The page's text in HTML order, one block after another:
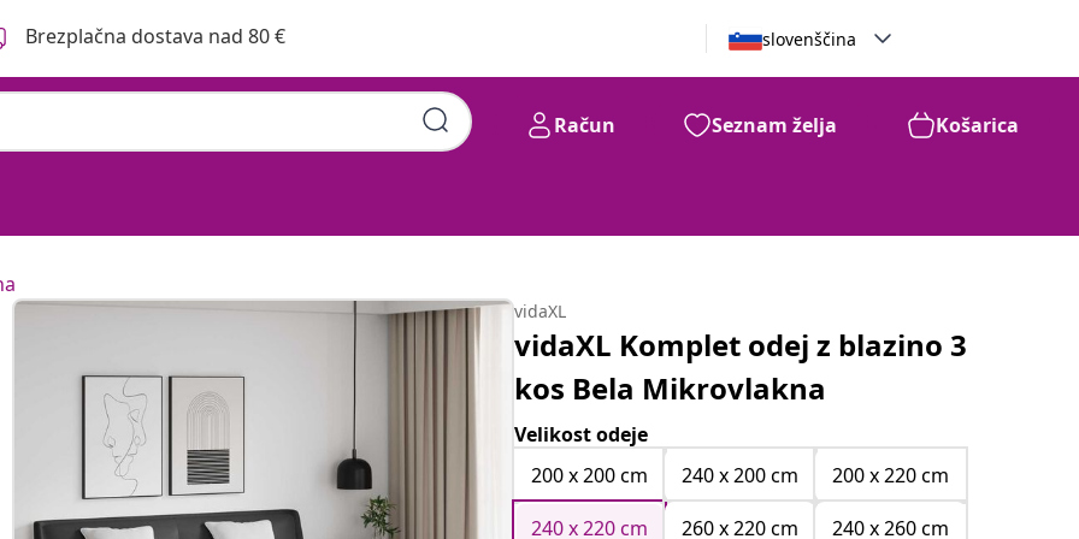
Brezplačna dostava nad 80 € slovenščina
Račun Seznam želja Košarica
vidaXL
vidaXL Komplet odej z blazino 3
kos Bela Mikrovlakna
Velikost odeje
200 x 200 cm
240 x 200 cm
200 x 220 cm
240 x 220 cm
260 x 220 cm
240 x 260 cm